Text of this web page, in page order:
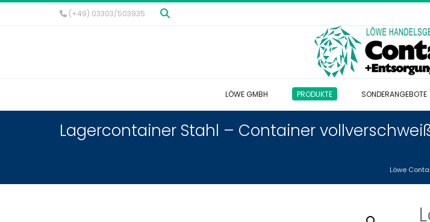
(+49) 03303/503935
LÖWE GMBH PRODUKTE SONDERANGEBOTE
Lagercontainer Stahl – Container
Löwe